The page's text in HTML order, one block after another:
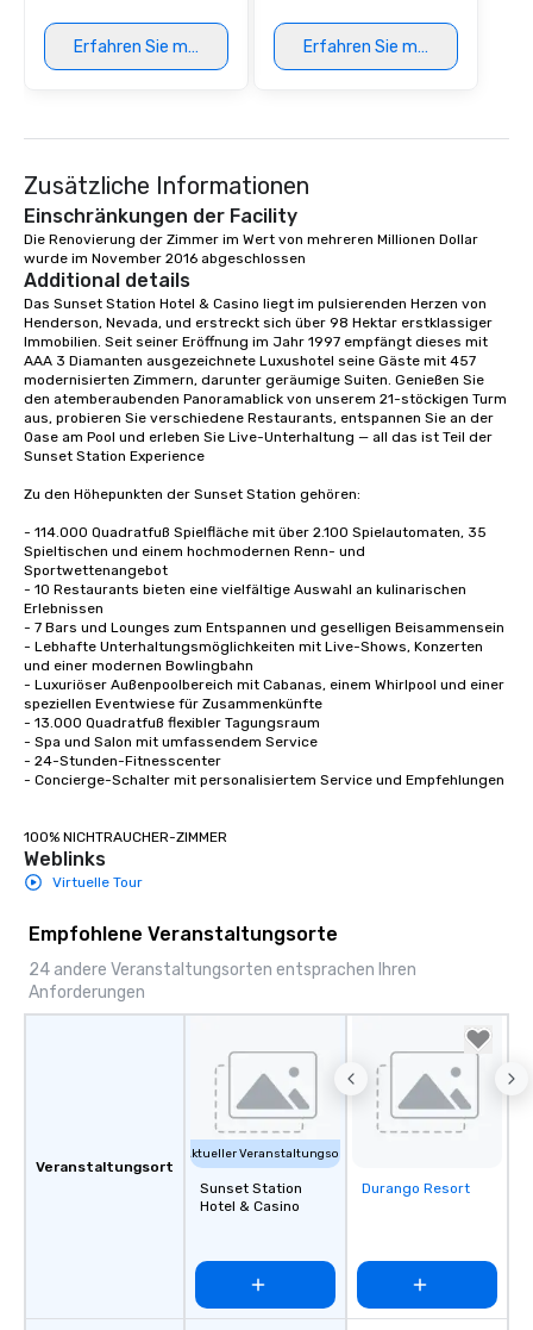
Erfahren Sie mehr Erfahren Sie mehr
Zusätzliche Informationen
Einschränkungen der Facility
Die Renovierung der Zimmer im Wert von mehreren Millionen Dollar
wurde im November 2016 abgeschlossen
Additional details
Das Sunset Station Hotel & Casino liegt im pulsierenden Herzen von
Henderson, Nevada, und erstreckt sich über 98 Hektar erstklassiger
Immobilien. Seit seiner Eröffnung im Jahr 1997 empfängt dieses mit
AAA 3 Diamanten ausgezeichnete Luxushotel seine Gäste mit 457
modernisierten Zimmern, darunter geräumige Suiten. Genießen Sie
den atemberaubenden Panoramablick von unserem 21-stöckigen Turm
aus, probieren Sie verschiedene Restaurants, entspannen Sie an der
Oase am Pool und erleben Sie Live-Unterhaltung — all das ist Teil der
Sunset Station Experience
Zu den Höhepunkten der Sunset Station gehören:
- 114.000 Quadratfuß Spielfläche mit über 2.100 Spielautomaten, 35
Spieltischen und einem hochmodernen Renn- und
Sportwettenangebot
- 10 Restaurants bieten eine vielfältige Auswahl an kulinarischen
Erlebnissen
- 7 Bars und Lounges zum Entspannen und geselligen Beisammensein
- Lebhafte Unterhaltungsmöglichkeiten mit Live-Shows, Konzerten
und einer modernen Bowlingbahn
- Luxuriöser Außenpoolbereich mit Cabanas, einem Whirlpool und einer
speziellen Eventwiese für Zusammenkünfte
- 13.000 Quadratfuß flexibler Tagungsraum
- Spa und Salon mit umfassendem Service
- 24-Stunden-Fitnesscenter
- Concierge-Schalter mit personalisiertem Service und Empfehlungen
100% NICHTRAUCHER-ZIMMER
Weblinks
Virtuelle Tour
Empfohlene Veranstaltungsorte
24 andere Veranstaltungsorten entsprachen Ihren
Anforderungen
Veranstaltungsort
Aktueller Veranstaltungsort
Sunset Station
Hotel & Casino
Removed from
Durango Resort